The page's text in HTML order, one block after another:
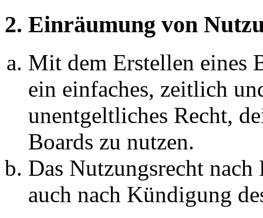
2. Einräumung von
Mit dem Erstellen eines
ein einfaches, zeitlich
unentgeltliches Recht,
Boards zu nutzen.
Das Nutzungsrecht
auch nach Kündigung